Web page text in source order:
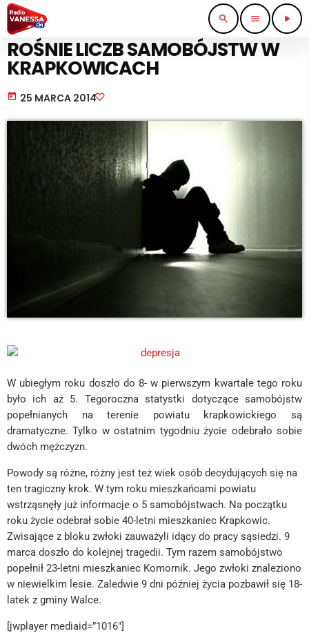
search menu play_arrow
STRAŻ I POLICJA
ROŚNIE LICZB SAMOBÓJSTW W
KRAPKOWICACH
today 25 MARCA 2014
W ubiegłym roku doszło do 8- w pierwszym kwartale tego roku
było ich aż 5. Tegoroczna statystki dotyczące samobójstw
popełnianych na terenie powiatu krapkowickiego są
dramatyczne. Tylko w ostatnim tygodniu życie odebrało sobie
dwóch mężczyzn.
Powody są różne, różny jest też wiek osób decydujących się na
ten tragiczny krok. W tym roku mieszkańcami powiatu
wstrząsnęły już informacje o 5 samobójstwach. Na początku
roku życie odebrał sobie 40-letni mieszkaniec Krapkowic.
Zwisające z bloku zwłoki zauważyli idący do pracy sąsiedzi. 9
marca doszło do kolejnej tragedii. Tym razem samobójstwo
popełnił 23-letni mieszkaniec Komornik. Jego zwłoki znaleziono
w niewielkim lesie. Zaledwie 9 dni później życia pozbawił się 18-
latek z gminy Walce.
[jwplayer mediaid=”1016″]